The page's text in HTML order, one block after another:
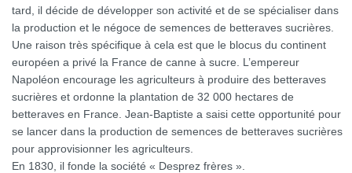
tard, il décide de développer son activité et de se spécialiser dans
la production et le négoce de semences de betteraves sucrières.
Une raison très spécifique à cela est que le blocus du continent
européen a privé la France de canne à sucre. L’empereur
Napoléon encourage les agriculteurs à produire des betteraves
sucrières et ordonne la plantation de 32 000 hectares de
betteraves en France. Jean-Baptiste a saisi cette opportunité pour
se lancer dans la production de semences de betteraves sucrières
pour approvisionner les agriculteurs.
En 1830, il fonde la société « Desprez frères ».